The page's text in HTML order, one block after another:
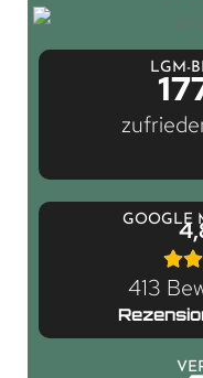
LGM-
GOOGLE
413